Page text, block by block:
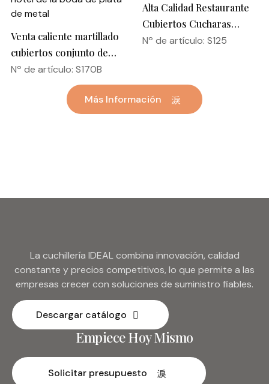
Venta caliente martillado
cubiertos conjunto de
acero inoxidable cuchara
tenedor cubiertos de oro
plateado a granel del
hotel de la boda de plata
Nº de artículo: S170B
Alta Calidad Restaurante
Cubiertos Cucharas
Tenedores y Cuchillo
Cubiertos para la boda
Nº de artículo: S125
Más Información
La cuchillería IDEAL combina innovación, calidad
constante y precios competitivos, lo que permite a las
empresas crecer con soluciones de suministro fiables.
Descargar catálogo
Empiece Hoy Mismo
Solicitar presupuesto